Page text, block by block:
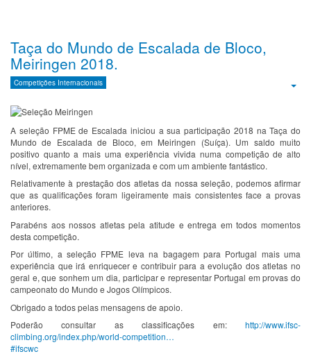
Taça do Mundo de Escalada de Bloco,
Meiringen 2018.
Competições Internacionais
A seleção FPME de Escalada iniciou a sua participação 2018 na Taça do
Mundo de Escalada de Bloco, em Meiringen (Suíça). Um saldo muito
positivo quanto a mais uma experiência vivida numa competição de alto
nível, extremamente bem organizada e com um ambiente fantástico.
Relativamente à prestação dos atletas da nossa seleção, podemos afirmar
que as qualificações foram ligeiramente mais consistentes face a provas
anteriores.
Parabéns aos nossos atletas pela atitude e entrega em todos momentos
desta competição.
Por último, a seleção FPME leva na bagagem para Portugal mais uma
experiência que irá enriquecer e contribuir para a evolução dos atletas no
geral e, que sonhem um dia, participar e representar Portugal em provas do
campeonato do Mundo e Jogos Olímpicos.
Obrigado a todos pelas mensagens de apoio.
Poderão consultar as classificações em: http://www.ifsc-
climbing.org/index.php/world-competition…
#ifscwc